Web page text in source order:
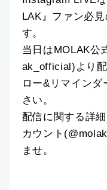
LAK』ファン必
す。
当日はMOLAK公
ak_official)より
ロー&リマイン
さい。
配信に関する詳
カウント
ませ。